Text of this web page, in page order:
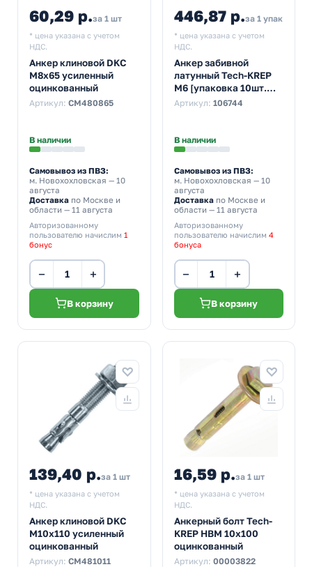
60,29 р.за 1 шт
* цена указана с учетом
НДС.
Анкер клиновой DKC
М8х65 усиленный
оцинкованный
Артикул: CM480865
В наличии
Самовывоз из ПВЗ:
м. Новохохловская — 10
августа
Доставка по Москве и
области — 11 августа
Авторизованному
пользователю начислим 1
бонус
− +
В корзину
446,87 р.за 1 упак
* цена указана с учетом
НДС.
Анкер забивной
латунный Tech-KREP
М6 [упаковка 10шт.
пакет 0,440кг]
Артикул: 106744
В наличии
Самовывоз из ПВЗ:
м. Новохохловская — 10
августа
Доставкапо Москве и
области — 11 августа
Авторизованному
пользователю начислим 4
бонуса
− +
В корзину
139,40 р.за 1 шт
* цена указана с учетом
НДС.
Анкер клиновой DKC
М10х110 усиленный
оцинкованный
Артикул: CM481011
16,59 р.за 1 шт
* цена указана с учетом
НДС.
Анкерный болт Tech-
KREP HBM 10х100
оцинкованный
Артикул: 00003822